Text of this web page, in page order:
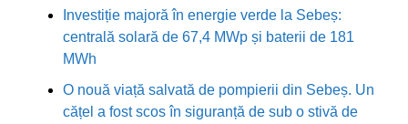
Investiție majoră în energie verde la Sebeș:
centrală solară de 67,4 MWp și baterii de 181
MWh
O nouă viață salvată de pompierii din Sebeș. Un
cățel a fost scos în siguranță de sub o stivă de